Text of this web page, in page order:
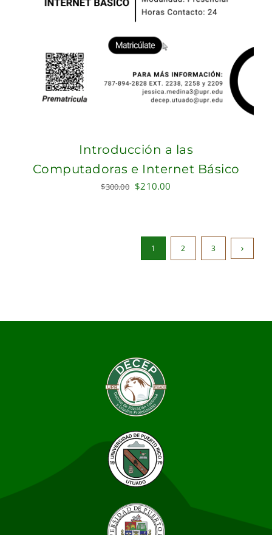
Introducción a las
Computadoras e Internet Básico
$300.00 Original
$210.00
1 2 3